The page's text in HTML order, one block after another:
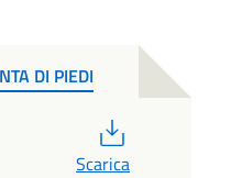
DI PIEDI
Scarica